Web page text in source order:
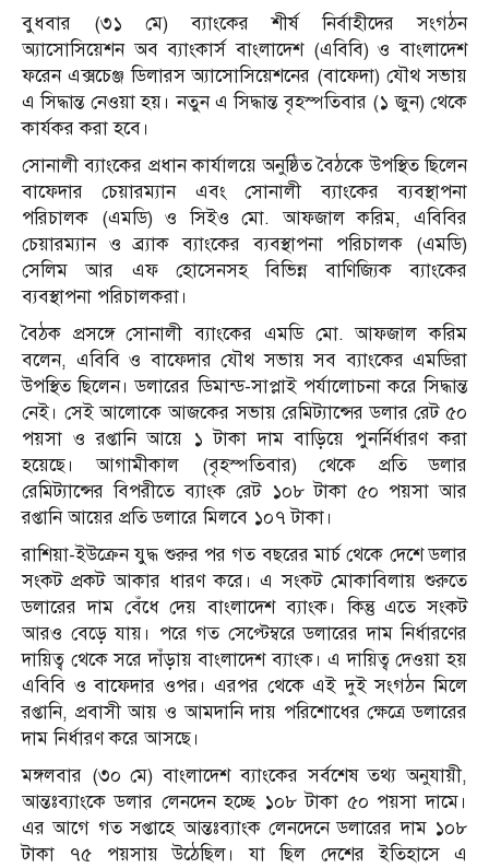
বুধবার (৩১ মে) ব্যাংকের শীর্ষ নির্বাহীদের সংগঠন
অ্যাসোসিয়েশন অব ব্যাংকার্স বাংলাদেশ (এবিবি) ও বাংলাদেশ
ফরেন এক্সচেঞ্জ ডিলারস অ্যাসোসিয়েশনের (বাফেদা) যৌথ সভায়
এ সিদ্ধান্ত নেওয়া হয়। নতুন এ সিদ্ধান্ত বৃহস্পতিবার (১ জুন) থেকে
কার্যকর করা হবে।
সোনালী ব্যাংকের প্রধান কার্যালয়ে অনুষ্ঠিত বৈঠকে উপস্থিত ছিলেন
বাফেদার চেয়ারম্যান এবং সোনালী ব্যাংকের ব্যবস্থাপনা
পরিচালক (এমডি) ও সিইও মো. আফজাল করিম, এবিবির
চেয়ারম্যান ও ব্র্যাক ব্যাংকের ব্যবস্থাপনা পরিচালক (এমডি)
সেলিম আর এফ হোসেনসহ বিভিন্ন বাণিজ্যিক ব্যাংকের
ব্যবস্থাপনা পরিচালকরা।
বৈঠক প্রসঙ্গে সোনালী ব্যাংকের এমডি মো. আফজাল করিম
বলেন, এবিবি ও বাফেদার যৌথ সভায় সব ব্যাংকের এমডিরা
উপস্থিত ছিলেন। ডলারের ডিমান্ড-সাপ্লাই পর্যালোচনা করে সিদ্ধান্ত
নেই। সেই আলোকে আজকের সভায় রেমিট্যান্সের ডলার রেট ৫০
পয়সা ও রপ্তানি আয়ে ১ টাকা দাম বাড়িয়ে পুনর্নির্ধারণ করা
হয়েছে। আগামীকাল (বৃহস্পতিবার) থেকে প্রতি ডলার
রেমিট্যান্সের বিপরীতে ব্যাংক রেট ১০৮ টাকা ৫০ পয়সা আর
রপ্তানি আয়ের প্রতি ডলারে মিলবে ১০৭ টাকা।
রাশিয়া-ইউক্রেন যুদ্ধ শুরুর পর গত বছরের মার্চ থেকে দেশে ডলার
সংকট প্রকট আকার ধারণ করে। এ সংকট মোকাবিলায় শুরুতে
ডলারের দাম বেঁধে দেয় বাংলাদেশ ব্যাংক। কিন্তু এতে সংকট
আরও বেড়ে যায়। পরে গত সেপ্টেম্বরে ডলারের দাম নির্ধারণের
দায়িত্ব থেকে সরে দাঁড়ায় বাংলাদেশ ব্যাংক। এ দায়িত্ব দেওয়া হয়
এবিবি ও বাফেদার ওপর। এরপর থেকে এই দুই সংগঠন মিলে
রপ্তানি, প্রবাসী আয় ও আমদানি দায় পরিশোধের ক্ষেত্রে ডলারের
দাম নির্ধারণ করে আসছে।
মঙ্গলবার (৩০ মে) বাংলাদেশ ব্যাংকের সর্বশেষ তথ্য অনুযায়ী,
আন্তঃব্যাংকে ডলার লেনদেন হচ্ছে ১০৮ টাকা ৫০ পয়সা দামে।
এর আগে গত সপ্তাহে আন্তঃব্যাংক লেনদেনে ডলারের দাম ১০৮
টাকা ৭৫ পয়সায় উঠেছিল। যা ছিল দেশের ইতিহাসে এ